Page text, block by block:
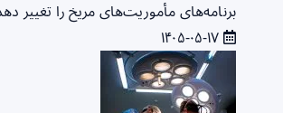
برنامه‌های مأموریت‌های مریخ را تغییر